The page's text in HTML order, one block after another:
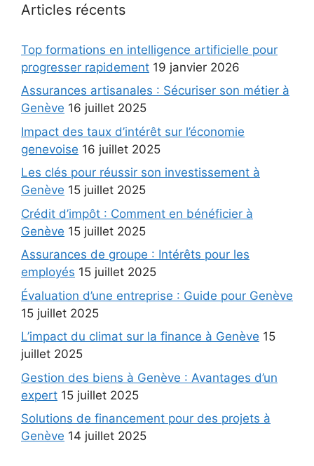
Articles récents
Top formations en intelligence artificielle pour
progresser rapidement 19 janvier 2026
Assurances artisanales : Sécuriser son métier à
Genève 16 juillet 2025
Impact des taux d’intérêt sur l’économie
genevoise 16 juillet 2025
Les clés pour réussir son investissement à
Genève 15 juillet 2025
Crédit d’impôt : Comment en bénéficier à
Genève 15 juillet 2025
Assurances de groupe : Intérêts pour les
employés 15 juillet 2025
Évaluation d’une entreprise : Guide pour Genève
15 juillet 2025
L’impact du climat sur la finance à Genève 15
juillet 2025
Gestion des biens à Genève : Avantages d’un
expert 15 juillet 2025
Solutions de financement pour des projets à
Genève 14 juillet 2025